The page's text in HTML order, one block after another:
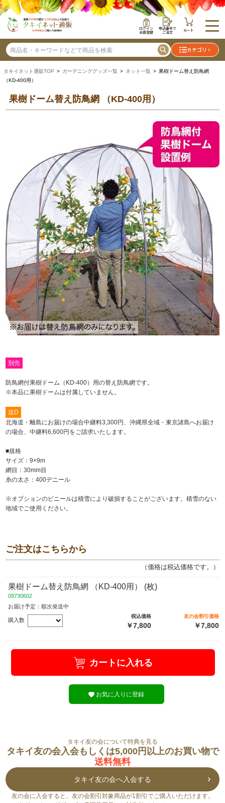
ログイン
会員登録
申込番号で
ご注文 カート
カテゴリ
タキイネット通販TOP > ガーデニンググッズ一覧 > ネット一覧 > 果樹ドーム替え防鳥網
（KD-400用）
果樹ドーム替え防鳥網 （KD-400用）
別売
防鳥網付果樹ドーム（KD-400）用の替え防鳥網です。
※本品に果樹ドームは付属していません。
送D
北海道・離島にお届けの場合中継料3,300円、沖縄県全域・東京諸島へお届け
の場合、中継料6,600円をご請求いたします。
■規格
サイズ：9×9m
網目：30mm目
糸の太さ：400デニール
※オプションのビニールは積雪により破損することがございます。積雪のない
地域でご使用ください。
ご注文はこちらから
（価格は税込価格です。）
果樹ドーム替え防鳥網 （KD-400用） (枚)
09730602
お届け予定：順次発送中
購入数
税込価格
￥7,800
友の会割引価格
￥7,800
カートに入れる
お気に入りに登録
タキイ友の会について特典を見る
タキイ友の会入会もしくは5,000円以上のお買い物で
送料無料
タキイ友の会へ入会する
友の会に入会すると、友の会割引対象商品が1割引でご購入いただけます。